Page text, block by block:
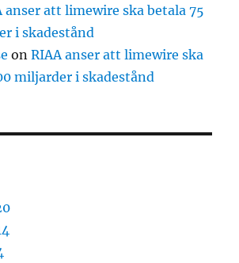
anser att limewire ska betala 75
i skadestånd
onRIAA anser att limewire ska
miljarder i skadestånd